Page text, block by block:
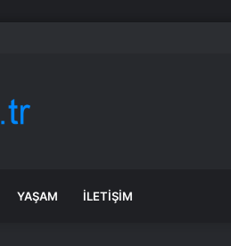
edilebilecek üniversite ve bölümler
YAŞAM İLETIŞIM